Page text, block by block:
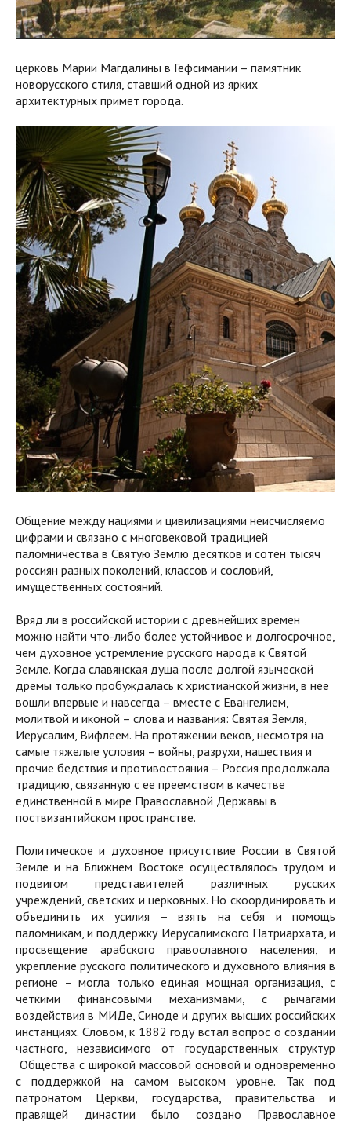
церковь Марии Магдалины в Гефсимании – памятник
новорусского стиля, ставший одной из ярких
архитектурных примет города.
Общение между нациями и цивилизациями неисчисляемо
цифрами и связано с многовековой традицией
паломничества в Святую Землю десятков и сотен тысяч
россиян разных поколений, классов и сословий,
имущественных состояний.
Вряд ли в российской истории с древнейших времен
можно найти что-либо более устойчивое и долгосрочное,
чем духовное устремление русского народа к Святой
Земле. Когда славянская душа после долгой языческой
дремы только пробуждалась к христианской жизни, в нее
вошли впервые и навсегда – вместе с Евангелием,
молитвой и иконой – слова и названия: Святая Земля,
Иерусалим, Вифлеем. На протяжении веков, несмотря на
самые тяжелые условия – войны, разрухи, нашествия и
прочие бедствия и противостояния – Россия продолжала
традицию, связанную с ее преемством в качестве
единственной в мире Православной Державы в
поствизантийском пространстве.
Политическое и духовное присутствие России в Святой
Земле и на Ближнем Востоке осуществлялось трудом и
подвигом представителей различных русских
учреждений, светских и церковных. Но скоординировать и
объединить их усилия – взять на себя и помощь
паломникам, и поддержку Иерусалимского Патриархата, и
просвещение арабского православного населения, и
укрепление русского политического и духовного влияния в
регионе – могла только единая мощная организация, с
четкими финансовыми механизмами, с рычагами
воздействия в МИДе, Синоде и других высших российских
инстанциях. Словом, к 1882 году встал вопрос о создании
частного, независимого от государственных структур
Общества с широкой массовой основой и одновременно
с поддержкой на самом высоком уровне. Так под
патронатом Церкви, государства, правительства и
правящей династии было создано Православное